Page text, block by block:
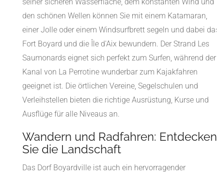
den schönen Wellen können Sie mit einem Katamaran,
einer Jolle oder einem Windsurfbrett segeln und dabei
Fort Boyard und die Île d'Aix bewundern. Der Strand Les
Saumonards eignet sich perfekt zum Surfen, während der
Kanal von La Perrotine wunderbar zum Kajakfahren
geeignet ist. Die örtlichen Vereine, Segelschulen und
Verleihstellen bieten die richtige Ausrüstung, Kurse und
Ausflüge für alle Niveaus an.
Wandern und Radfahren: Entdecken
Sie die Landschaft
Das Dorf Boyardville ist auch ein hervorragender